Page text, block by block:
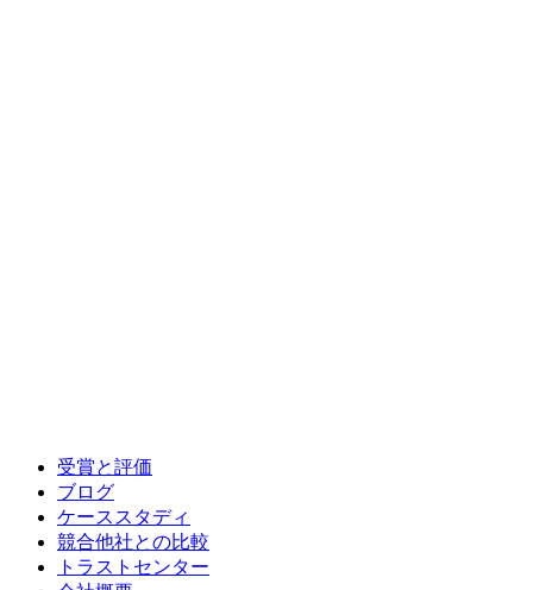
受賞と評価
ブログ
ケーススタディ
競合他社との比較
トラストセンター